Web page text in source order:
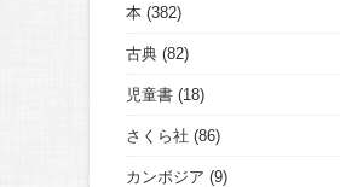
本 (382)
古典 (82)
児童書 (18)
さくら社 (86)
カンボジア (9)